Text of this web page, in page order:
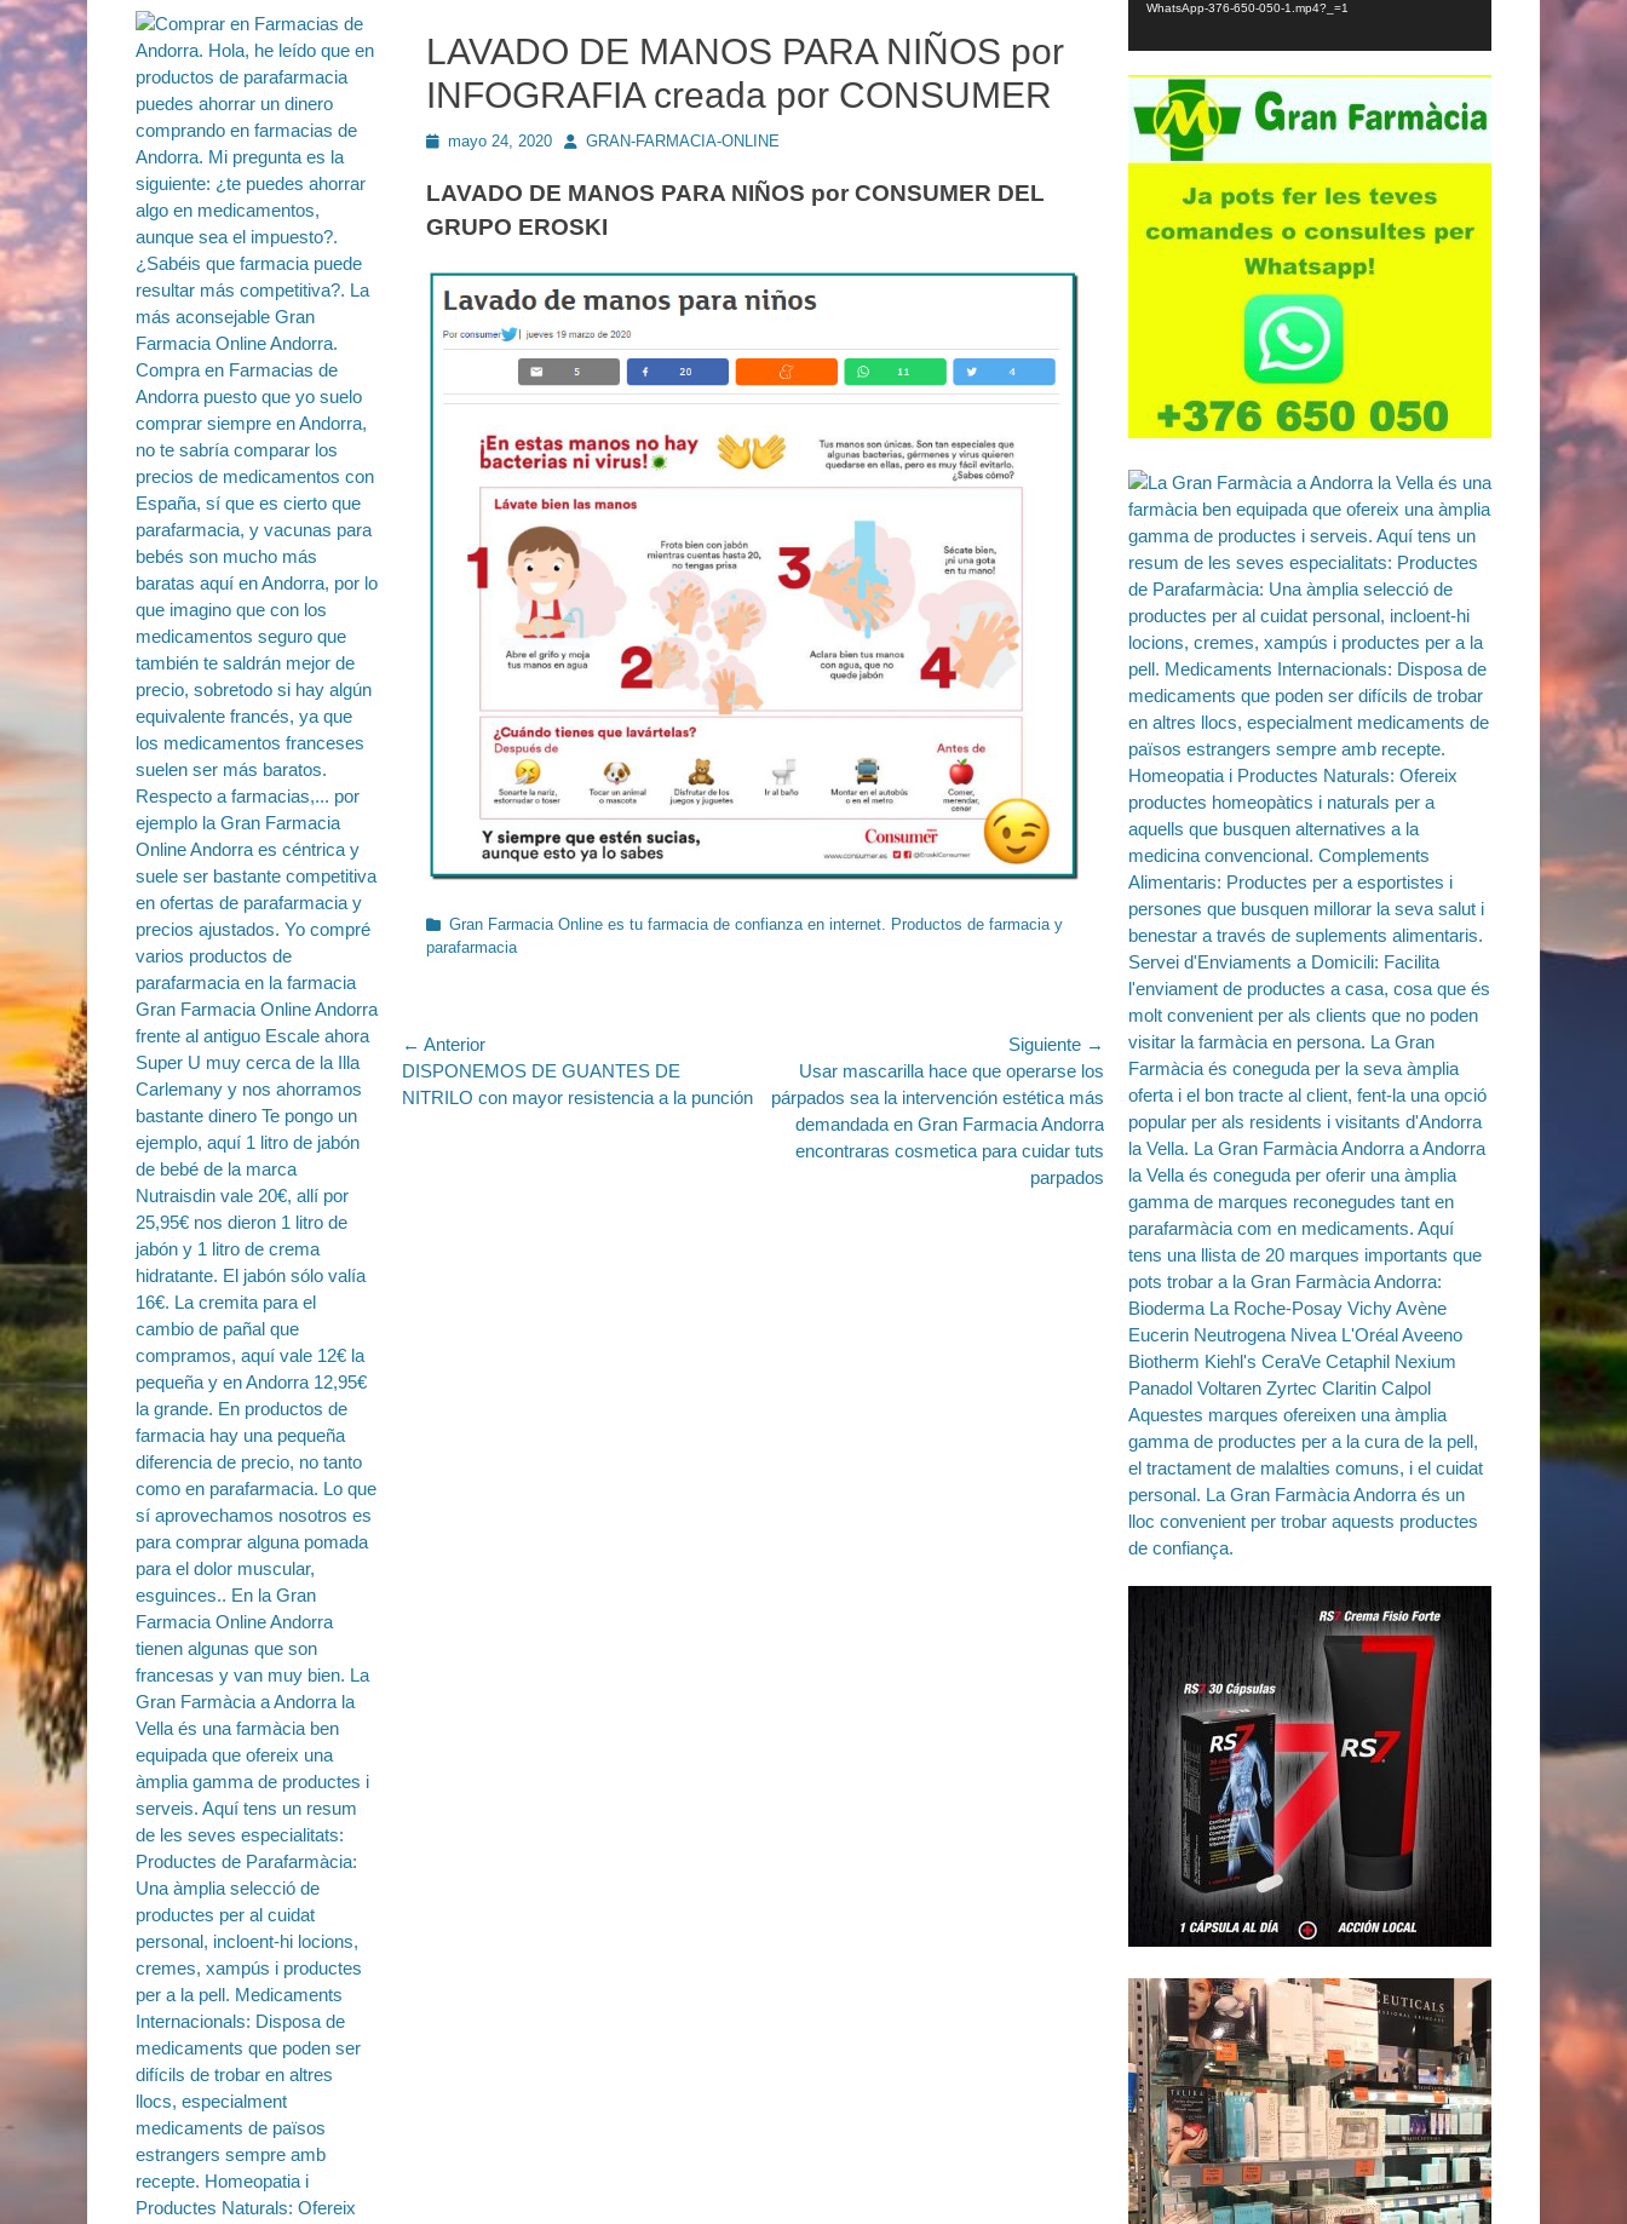
LAVADO DE MANOS PARA NIÑOS por
INFOGRAFIA creada por CONSUMER
Publicado
mayo 24, 2020 AutorGRAN-FARMACIA-ONLINE
LAVADO DE MANOS PARA NIÑOS por CONSUMER DEL
GRUPO EROSKI
Categorías
Gran Farmacia Online es tu farmacia de confianza en internet. Productos de farmacia y
parafarmacia
Navegación
de
← Anterior
Entrada
anterior:
DISPONEMOS DE GUANTES DE
NITRILO con mayor resistencia a la punción
Siguiente →
Entrada
siguiente:
Usar mascarilla hace que operarse los
párpados sea la intervención estética más
demandada en Gran Farmacia Andorra
encontraras cosmetica para cuidar tuts
parpados
WhatsApp-376-650-050-1.mp4?_=1